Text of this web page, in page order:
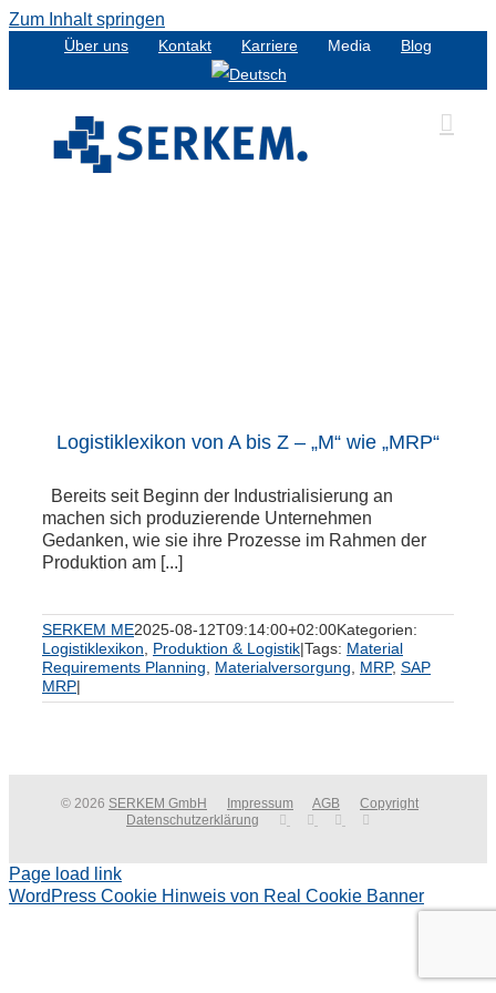
Zum Inhalt springen
Über uns Kontakt Karriere Media Blog
Logistiklexikon von A bis Z – „M“ wie „MRP“
Bereits seit Beginn der Industrialisierung an
machen sich produzierende Unternehmen
Gedanken, wie sie ihre Prozesse im Rahmen der
Produktion am [...]
SERKEM ME2025-08-12T09:14:00+02:00Kategorien:
Logistiklexikon
Produktion & Logistik|Tags: Material
Requirements Planning
Materialversorgung MRP, SAP
MRP|
© 2026 SERKEM GmbH Impressum AGB
Copyright
Datenschutzerklärung
Page load link
WordPress Cookie Hinweis von Real Cookie Banner